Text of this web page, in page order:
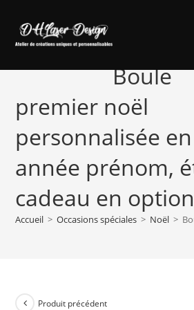
content
Boule
premier noël
personnalisée
année prénom,
cadeau en option
Accueil > Occasions spéciales > Noël >
Produit précédent